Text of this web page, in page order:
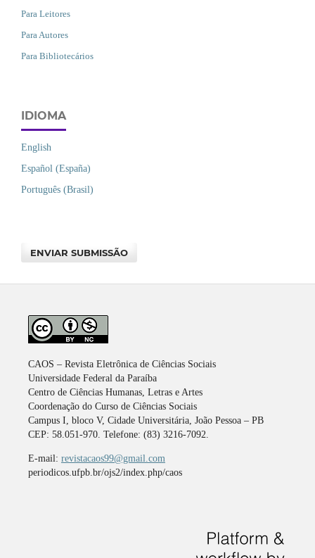
Para Leitores
Para Autores
Para Bibliotecários
IDIOMA
English
Español (España)
Português (Brasil)
ENVIAR SUBMISSÃO
CAOS – Revista Eletrônica de Ciências Sociais
Universidade Federal da Paraíba
Centro de Ciências Humanas, Letras e Artes
Coordenação do Curso de Ciências Sociais
Campus I, bloco V, Cidade Universitária, João Pessoa – PB
CEP: 58.051-970. Telefone: (83) 3216-7092.
E-mail: revistacaos99@gmail.com
periodicos.ufpb.br/ojs2/index.php/caos